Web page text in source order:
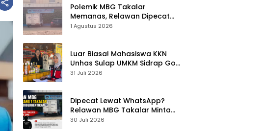
Polemik MBG Takalar
Memanas, Relawan Dipecat
Sepihak? BGN Mulai Bongkar
1 Agustus 2026
Luar Biasa! Mahasiswa KKN
Unhas Sulap UMKM Sidrap Go
Digital dalam Hitungan Hari
31 Juli 2026
Dipecat Lewat WhatsApp?
Relawan MBG Takalar Minta
BGN Audit SPPG Kalabbirang 1
30 Juli 2026